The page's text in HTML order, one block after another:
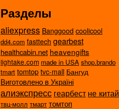
Разделы
aliexpress Banggood coolicool
dd4.com fasttech gearbest
healthcabin.net heavengifts
lightake.com made in USA shop.brando
tmart tomtop tvc-mall Бангуд
Виготовлено в Україні
алиэкспресс геарбест не китай
твц-молл тмарт томтоп